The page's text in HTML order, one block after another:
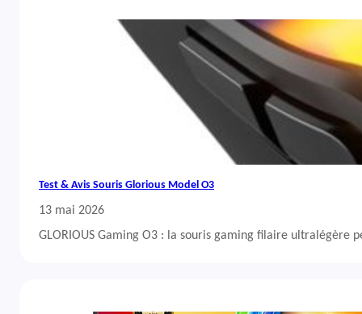
Test & Avis Souris Glorious Model O3
13 mai 2026
GLORIOUS Gaming O3 : la souris gaming filaire ultralégère